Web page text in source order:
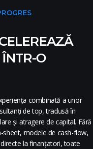
O
combinată a unor
de top, tradusă în
și atragere de capital. Fără
sheet, modele de cash-flow,
la finanțatori, toate